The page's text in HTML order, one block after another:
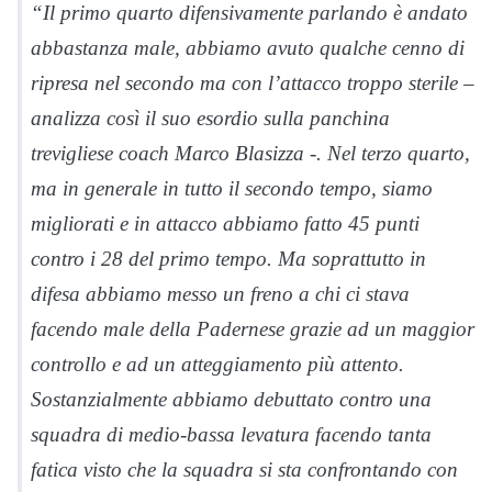
“Il primo quarto difensivamente parlando è andato
abbastanza male, abbiamo avuto qualche cenno di
ripresa nel secondo ma con l’attacco troppo sterile –
analizza così il suo esordio sulla panchina
trevigliese coach Marco Blasizza -. Nel terzo quarto,
ma in generale in tutto il secondo tempo, siamo
migliorati e in attacco abbiamo fatto 45 punti
contro i 28 del primo tempo. Ma soprattutto in
difesa abbiamo messo un freno a chi ci stava
facendo male della Padernese grazie ad un maggior
controllo e ad un atteggiamento più attento.
Sostanzialmente abbiamo debuttato contro una
squadra di medio-bassa levatura facendo tanta
fatica visto che la squadra si sta confrontando con